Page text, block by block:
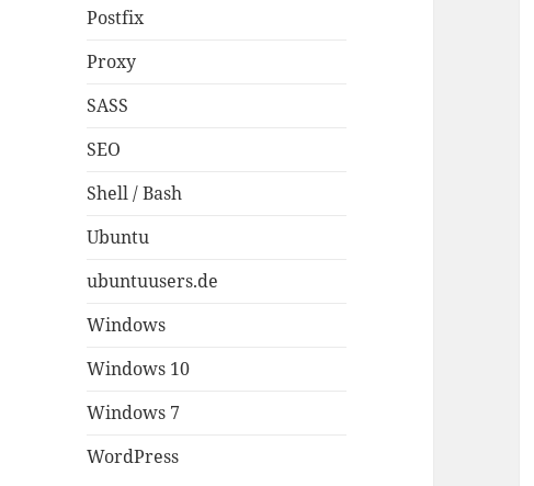
Postfix
Proxy
SASS
SEO
Shell / Bash
Ubuntu
ubuntuusers.de
Windows
Windows 10
Windows 7
WordPress